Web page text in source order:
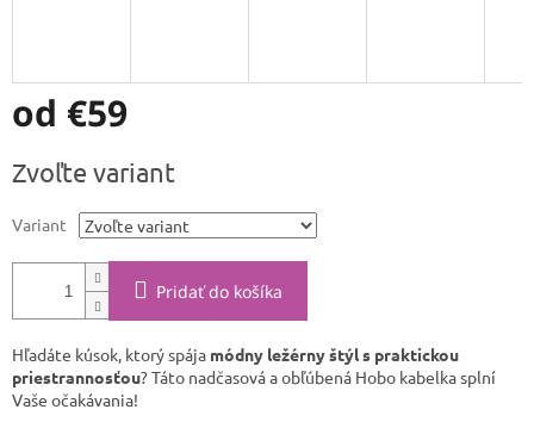
od €59
cena:
Zvoľte variant
Variant
Pridať do košíka
Hľadáte kúsok, ktorý spája módny ležérny štýl s praktickou
priestrannosťou? Táto nadčasová a obľúbená Hobo kabelka splní
Vaše očakávania!